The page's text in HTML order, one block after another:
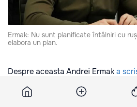
Ermak: Nu sunt planificate întâlniri cu
elabora un plan.
Despre aceasta Andrei Ermaka
eurointegration.com.ua